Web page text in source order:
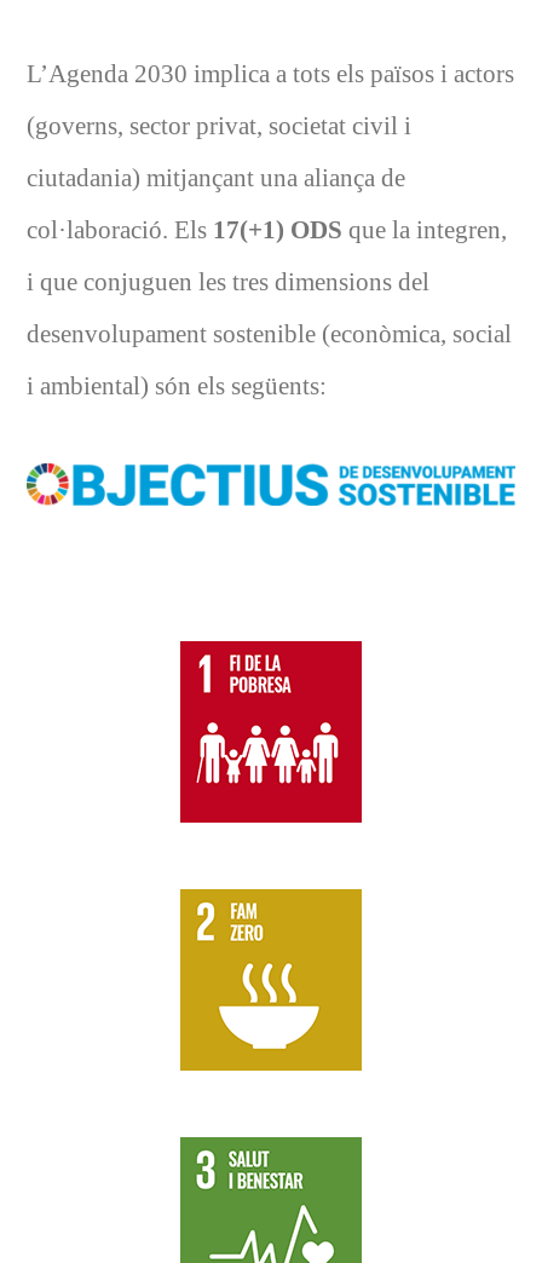
L’Agenda 2030 implica a tots els països i actors
(governs, sector privat, societat civil i
ciutadania) mitjançant una aliança de
col·laboració. Els 17(+1) ODS que la integren,
i que conjuguen les tres dimensions del
desenvolupament sostenible (econòmica, social
i ambiental) són els següents: